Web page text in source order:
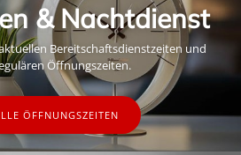
& Nachtdienst
Bereitschaftsdienstzeiten und
Öffnungszeiten.
ÖFFNUNGSZEITEN